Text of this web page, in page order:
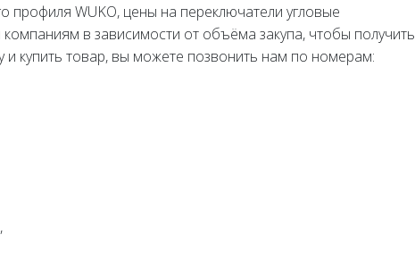
WUKO, цены на переключатели угловые
в зависимости от объёма закупа, чтобы получить
и купить товар, вы можете позвонить нам по номерам:
,